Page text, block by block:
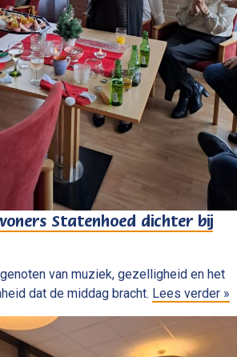
Statenhoed dichter bij
van muziek, gezelligheid en het
dat de middag bracht. Lees verder »